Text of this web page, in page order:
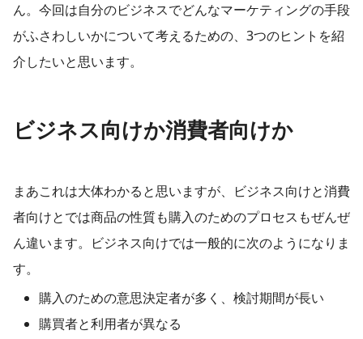
ん。今回は自分のビジネスでどんなマーケティングの手段
がふさわしいかについて考えるための、3つのヒントを紹
介したいと思います。
ビジネス向けか消費者向けか
まあこれは大体わかると思いますが、ビジネス向けと消費
者向けとでは商品の性質も購入のためのプロセスもぜんぜ
ん違います。ビジネス向けでは一般的に次のようになりま
す。
購入のための意思決定者が多く、検討期間が長い
購買者と利用者が異なる